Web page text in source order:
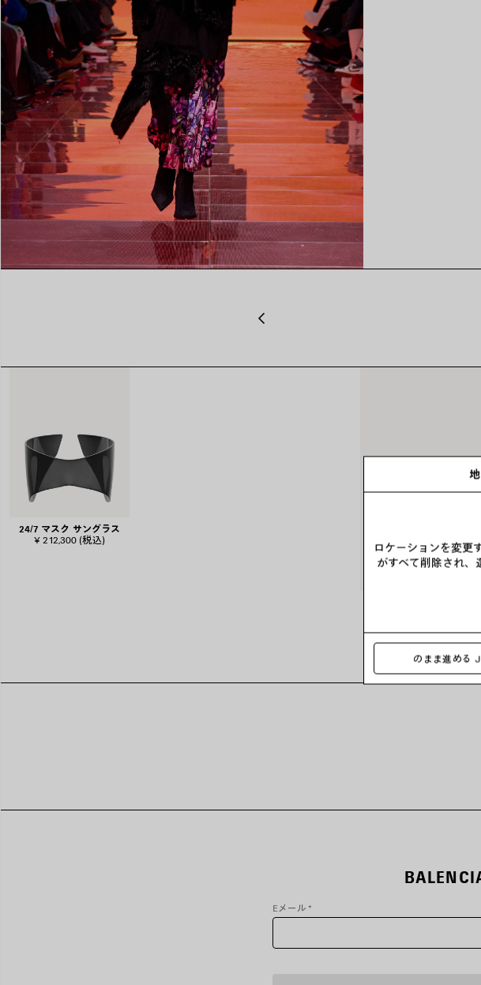
24/7 マスク サングラス
¥ 212,300 (税込)
Eメール *
ロケーションを変更
がすべて削除され、
のまま進める